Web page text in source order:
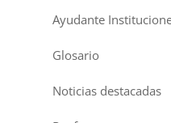
Ayudante
Glosario
Noticias destacadas